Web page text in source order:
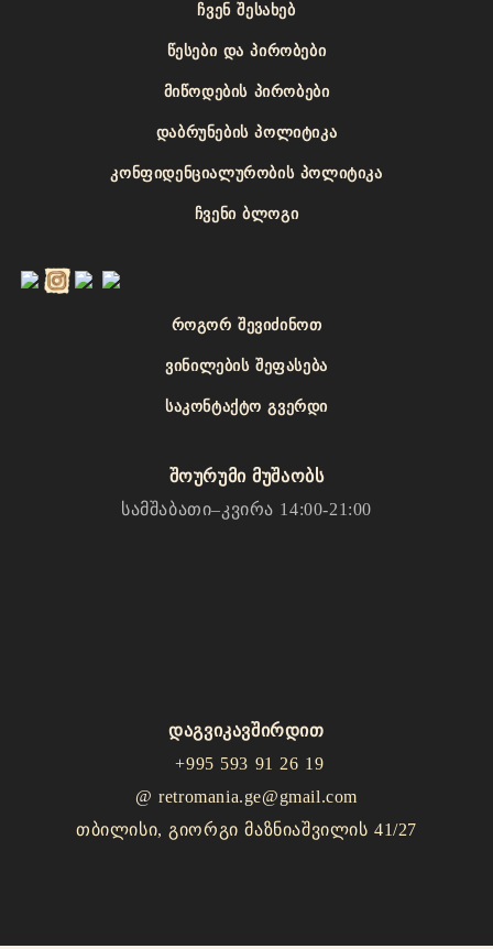
ᲩᲕᲔᲜ ᲨᲔᲡᲐᲮᲔᲑ
ᲬᲔᲡᲔᲑᲘ ᲓᲐ ᲞᲘᲠᲝᲑᲔᲑᲘ
ᲛᲘᲬᲝᲓᲔᲑᲘᲡ ᲞᲘᲠᲝᲑᲔᲑᲘ
ᲓᲐᲑᲠᲣᲜᲔᲑᲘᲡ ᲞᲝᲚᲘᲢᲘᲙᲐ
ᲙᲝᲜᲤᲘᲓᲔᲜᲪᲘᲐᲚᲣᲠᲝᲑᲘᲡ ᲞᲝᲚᲘᲢᲘᲙᲐ
ᲩᲕᲔᲜᲘ ᲑᲚᲝᲒᲘ
ᲠᲝᲒᲝᲠ ᲨᲔᲕᲘᲫᲘᲜᲝᲗ
ᲕᲘᲜᲘᲚᲔᲑᲘᲡ ᲨᲔᲤᲐᲡᲔᲑᲐ
ᲡᲐᲙᲝᲜᲢᲐᲥᲢᲝ ᲒᲕᲔᲠᲓᲘ
შოურუმი მუშაობს
სამშაბათი–კვირა 14:00-21:00
დაგვიკავშირდით
+995 593 91 26 19
@retromania.ge@gmail.com
თბილისი, გიორგი მაზნიაშვილის 41/27